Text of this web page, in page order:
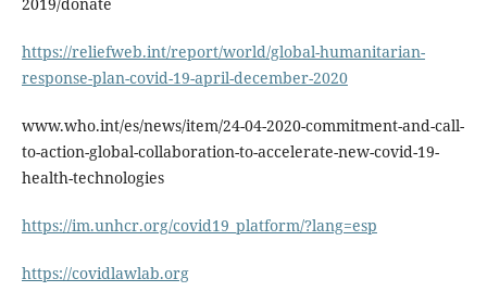
https://reliefweb.int/report/world/global-humanitarian-
response-plan-covid-19-april-december-2020
www.who.int/es/news/item/24-04-2020-commitment-and-call-
to-action-global-collaboration-to-accelerate-new-covid-19-
health-technologies
https://im.unhcr.org/covid19_platform/?lang=esp
https://covidlawlab.org